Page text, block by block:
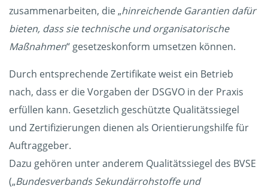
zusammenarbeiten, die „hinreichende Garantien dafür
bieten, dass sie technische und organisatorische
Maßnahmen“ gesetzeskonform umsetzen können.
Durch entsprechende Zertifikate weist ein Betrieb
nach, dass er die Vorgaben der DSGVO in der Praxis
erfüllen kann. Gesetzlich geschützte Qualitätssiegel
und Zertifizierungen dienen als Orientierungshilfe für
Auftraggeber.
Dazu gehören unter anderem Qualitätssiegel des BVSE
(„Bundesverbands Sekundärrohstoffe und